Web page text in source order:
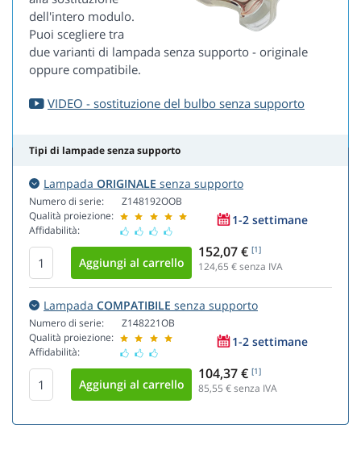
dell'intero modulo.
Puoi scegliere tra
due varianti di lampada senza supporto - originale
oppure compatibile.
VIDEO - sostituzione del bulbo senza supporto
Tipi di lampade senza supporto
Lampada ORIGINALE senza supporto
Numero di serie:
Qualità proiezione:
Affidabilità:
Z148192OOB
1-2 settimane
152,07 € [1]
124,65 € senza IVA
Lampada COMPATIBILE senza supporto
Numero di serie:
Qualità proiezione:
Affidabilità:
Z148221OB
1-2 settimane
104,37 € [1]
85,55 € senza IVA